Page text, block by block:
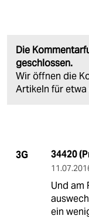
Die
geschlossen.
Wir öffnen die
Artikeln für etwa
3G 34420
Und am
ein